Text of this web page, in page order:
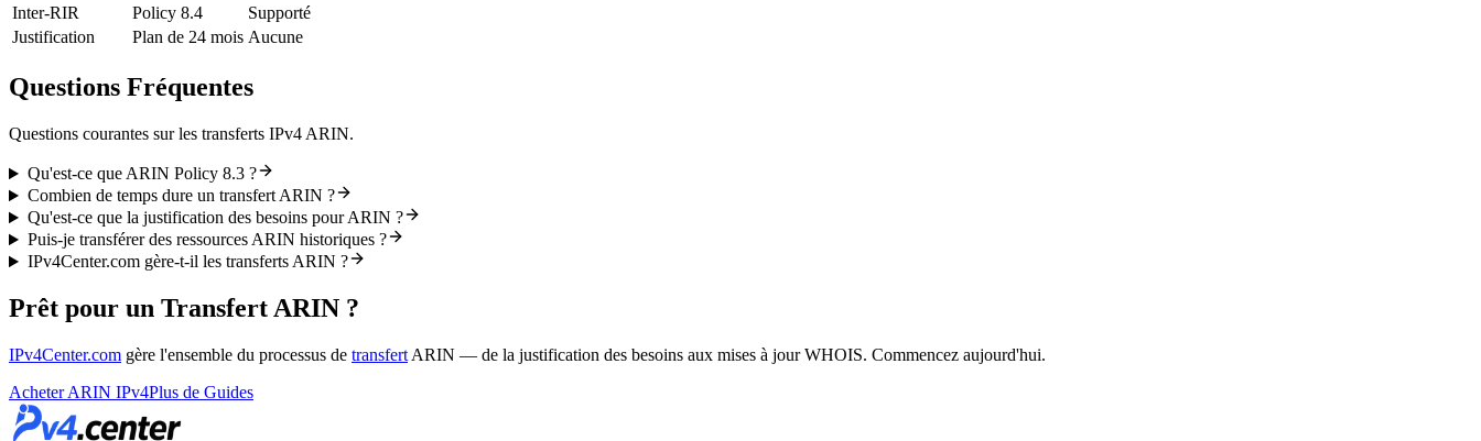
Inter-RIR
Policy 8.4
Supporté
Justification
Plan de 24 mois Aucune
Questions Fréquentes
Questions courantes sur les transferts IPv4 ARIN.
Qu'est-ce que ARIN Policy 8.3 ?
Combien de temps dure un transfert ARIN ?
Qu'est-ce que la justification des besoins pour ARIN ?
Puis-je transférer des ressources ARIN historiques ?
IPv4Center.com gère-t-il les transferts ARIN ?
Prêt pour un Transfert ARIN ?
IPv4Center.com gère l'ensemble du processus de transfert ARIN — de la justification des besoins aux mises à jour WHOIS. Commencez aujourd'hui.
Acheter ARIN IPv4Plus de Guides